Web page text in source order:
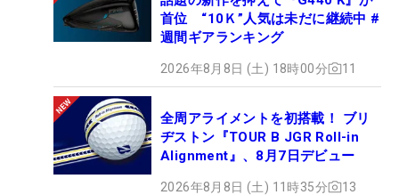
首位 “10Ｋ”人気は未だに継続中 #
週間ギアランキング
2026年8月8日 (土) 18時00分 11
全周アライメントを初搭載！ ブリ
ヂストン『TOUR B JGR Roll-in
Alignment』、8月7日デビュー
2026年8月8日 (土) 11時35分 13